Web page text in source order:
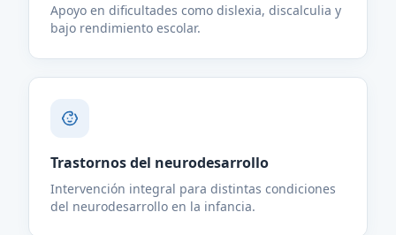
Apoyo en dificultades como dislexia, discalculia y
bajo rendimiento escolar.
Trastornos del neurodesarrollo
Intervención integral para distintas condiciones
del neurodesarrollo en la infancia.